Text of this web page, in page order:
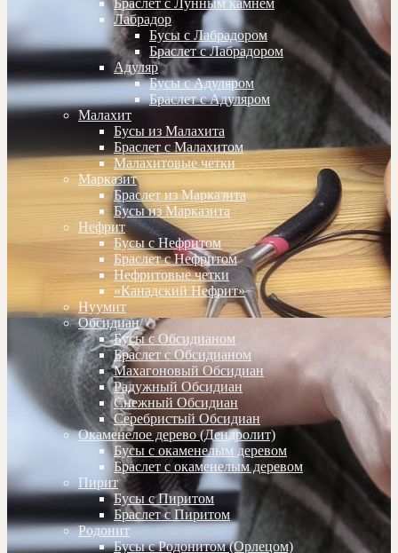
Браслет с Лунным камнем
Лабрадор
Бусы с Лабрадором
Браслет с Лабрадором
Адуляр
Бусы с Адуляром
Браслет с Адуляром
Малахит
Бусы из Малахита
Браслет с Малахитом
Малахитовые четки
Марказит
Браслет из Марказита
Бусы из Марказита
Нефрит
Бусы с Нефритом
Браслет с Нефритом
Нефритовые четки
«Канадский Нефрит»
Нуумит
Обсидиан
Бусы с Обсидианом
Браслет с Обсидианом
Махагоновый Обсидиан
Радужный Обсидиан
Снежный Обсидиан
Серебристый Обсидиан
Окаменелое дерево (Дендролит)
Бусы с окаменелым деревом
Браслет с окаменелым деревом
Пирит
Бусы с Пиритом
Браслет с Пиритом
Родонит
Бусы с Родонитом (Орлецом)